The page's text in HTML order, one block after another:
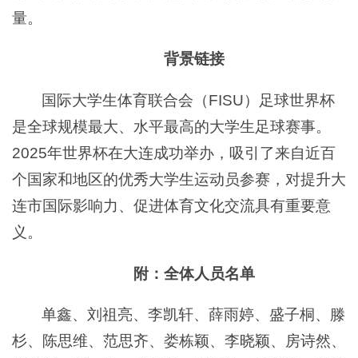
量。
背景链接
国际大学生体育联合会（FISU）足球世界杯
是全球规模最大、水平最高的大学生足球赛事。
2025年世界杯在大连成功举办，吸引了来自近百
个国家和地区的优秀大学生运动员参赛，对提升大
连市国际影响力、促进体育文化交流具有重要意
义。
附：全体人员名单
单鑫、刘祖亮、李凯轩、薛雨婷、盛子桐、滕
杉、陈思维、范思齐、娄栋颖、李晓颖、房诗然、